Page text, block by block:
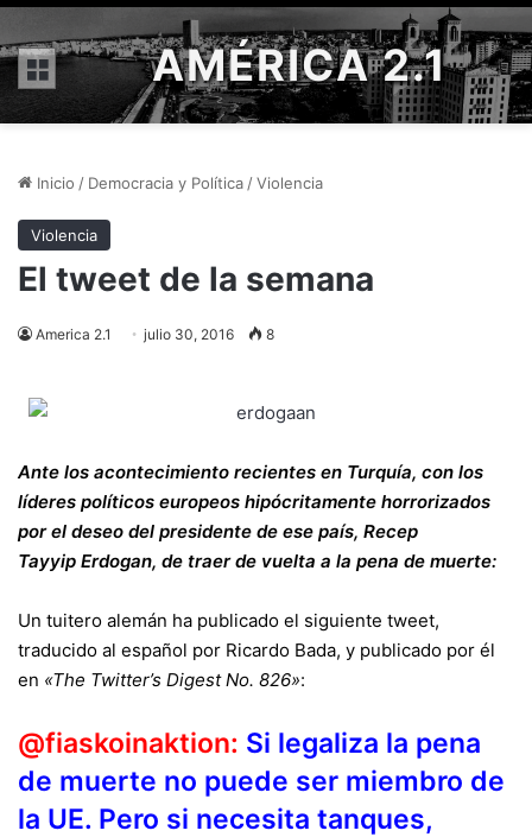
Menú AMÉRICA 2.1
Inicio / Democracia y Política /Violencia
Violencia
El tweet de la semana
America 2.1 julio 30, 2016 8
Ante los acontecimiento recientes en Turquía, con los
líderes políticos europeos hipócritamente horrorizados
por el deseo del presidente de ese país, Recep
Tayyip Erdogan, de traer de vuelta a la pena de muerte:
Un tuitero alemán ha publicado el siguiente tweet,
traducido al español por Ricardo Bada, y publicado por él
en «The Twitter’s Digest No. 826»:
@fiaskoinaktion: Si legaliza la pena
de muerte no puede ser miembro de
la UE. Pero si necesita tanques,